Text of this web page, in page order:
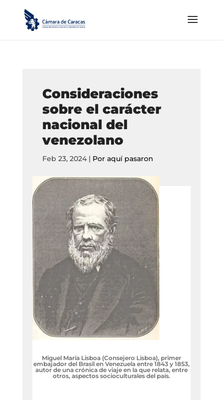
Consideraciones
sobre el carácter
nacional del
venezolano
Feb 23, 2024| Por aquí pasaron
Miguel María Lisboa (Consejero Lisboa), primer
embajador del Brasil en Venezuela entre 1843 y 1853,
autor de una crónica de viaje en la que relata, entre
otros, aspectos socioculturales del país.